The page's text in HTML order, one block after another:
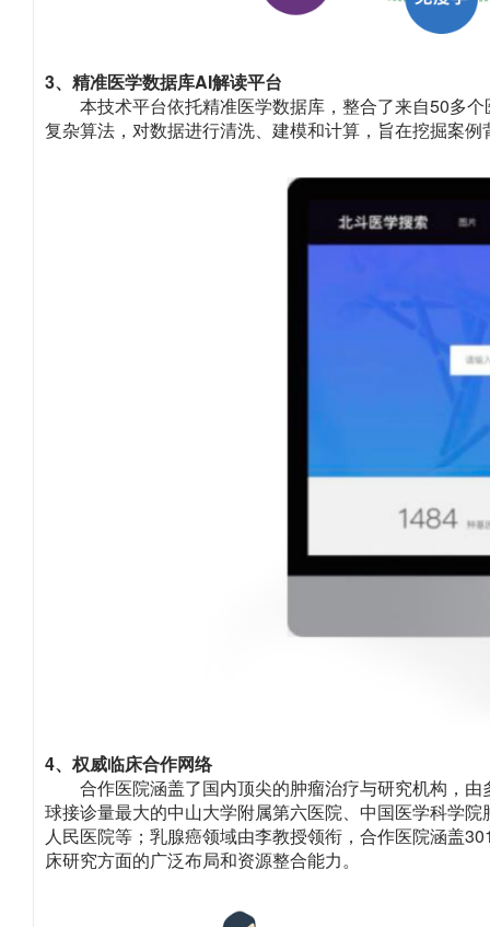
3、精准医学数据库AI解读平台
本技术平台依托精准医学数据库，整合了来自50多
复杂算法，对数据进行清洗、建模和计算，旨在挖掘案
4、权威临床合作网络
合作医院涵盖了国内顶尖的肿瘤治疗与研究机构，
球接诊量最大的中山大学附属第六医院、中国医学科学
人民医院等；乳腺癌领域由李教授领衔，合作医院涵盖
床研究方面的广泛布局和资源整合能力。